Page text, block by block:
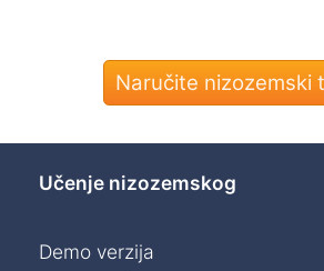
Naručite nizozemski
Učenje nizozemskog
Demo verzija